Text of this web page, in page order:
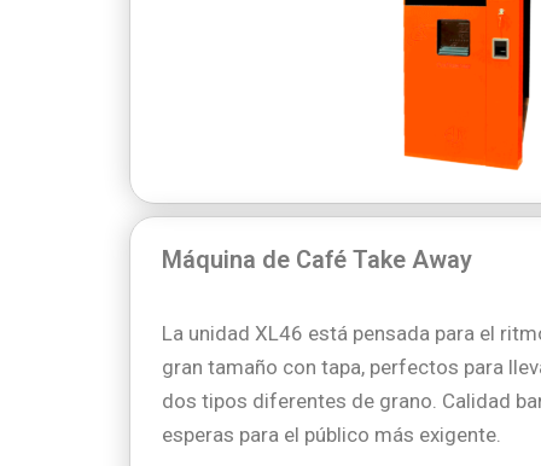
Máquina de Café Take Away
La unidad XL46 está pensada para el
gran tamaño con tapa, perfectos para
dos tipos diferentes de grano. Calidad
esperas para el público más exigente.